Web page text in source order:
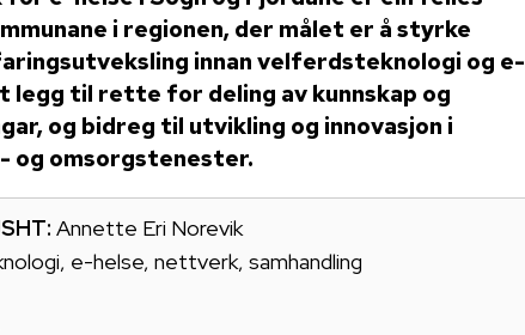
i regionen, der målet er å styrke
innan velferdsteknologi og e-
legg til rette for deling av kunnskap og
og bidreg til utvikling og innovasjon i
og omsorgstenester.
Annette Eri Norevik
e-helse, nettverk, samhandling